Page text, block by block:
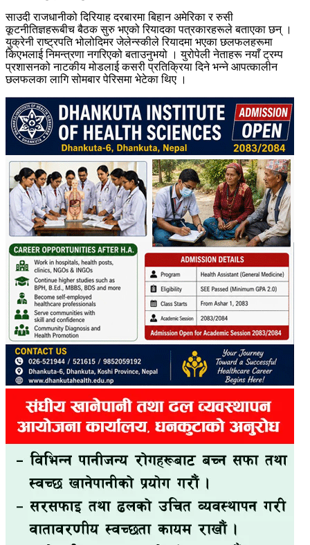
साउदी राजधानीको दिरियाह दरबारमा बिहान अमेरिका र रुसी
कूटनीतिज्ञहरूबीच बैठक सुरु भएको रियादका पत्रकारहरूले बताएका छन् ।
युक्रेनी राष्ट्रपति भोलोदिमर जेलेन्स्कीले रियादमा भएका छलफलहरूमा
किएभलाई निमन्त्रणा नगरिएको बताउनुभयो । युरोपेली नेताहरू नयाँ ट्रम्प
प्रशासनको नाटकीय मोडलाई कसरी प्रतिक्रिया दिने भन्ने आपत्कालीन
छलफलका लागि सोमबार पेरिसमा भेटेका थिए ।